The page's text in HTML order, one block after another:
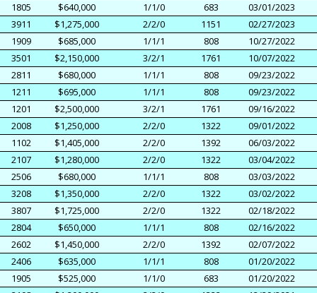
1805
$640,000 1/1/0 683
03/01/2023
3911
$1,275,000 2/2/0 1151
02/27/2023
1909
$685,000 1/1/1 808
10/27/2022
3501
$2,150,000 3/2/1 1761
10/07/2022
2811
$680,000 1/1/1 808
09/23/2022
1211
$695,000 1/1/1 808
09/23/2022
1201
$2,500,000 3/2/1 1761
09/16/2022
2008
$1,250,000 2/2/0 1322
09/01/2022
1102
$1,405,000 2/2/0 1392
06/03/2022
2107
$1,280,000 2/2/0 1322
03/04/2022
2506
$680,000 1/1/1 808
03/03/2022
3208
$1,350,000 2/2/0 1322
03/02/2022
3807
$1,725,000 2/2/0 1322
02/18/2022
2804
$650,000 1/1/1 808
02/16/2022
2602
$1,450,000 2/2/0 1392
02/07/2022
2406
$635,000 1/1/1 808
01/20/2022
1905
$525,000 1/1/0 683
01/20/2022